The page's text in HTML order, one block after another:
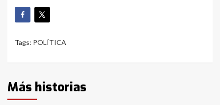
Tags: POLÍTICA
Más historias